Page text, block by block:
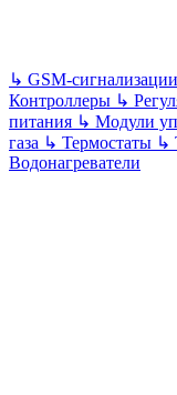
↳ GSM-сигнализации
Контроллеры ↳
питания ↳ Модули
газа ↳ Термостаты ↳
Водонагреватели